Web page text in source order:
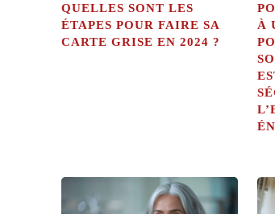
QUELLES SONT LES
ÉTAPES POUR FAIRE SA
CARTE GRISE EN 2024 ?
À